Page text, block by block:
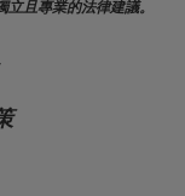
且專業的法律建議。